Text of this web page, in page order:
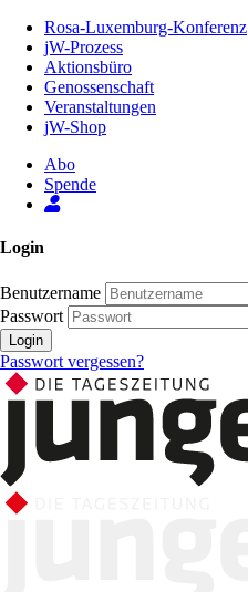
Inhalt
Seite
Rosa-Luxemburg-Konferenz
jW-Prozess
Aktionsbüro
Genossenschaft
Veranstaltungen
jW-Shop
Abo
Spende
Login
Benutzername
Passwort
Login
Passwort vergessen?